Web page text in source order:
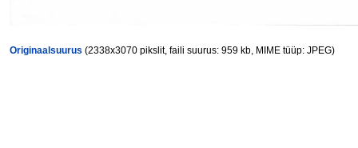
Originaalsuurus (2338x3070 pikslit, faili suurus: 959 kb, MIME tüüp: JPEG)